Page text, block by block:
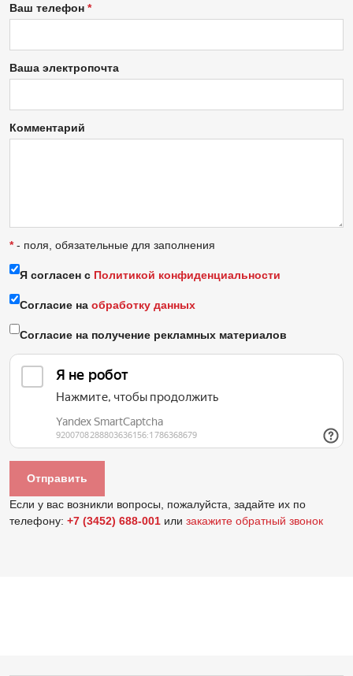
Ваш телефон
Ваша электропочта
Комментарий
*- поля, обязательные для заполнения
Я согласен с Политикой конфиденциальности
Согласие на обработку данных
Согласие на получение рекламных материалов
Если у вас возникли вопросы, пожалуйста, задайте их по
телефону: +7 (3452) 688-001 или закажите обратный звонок